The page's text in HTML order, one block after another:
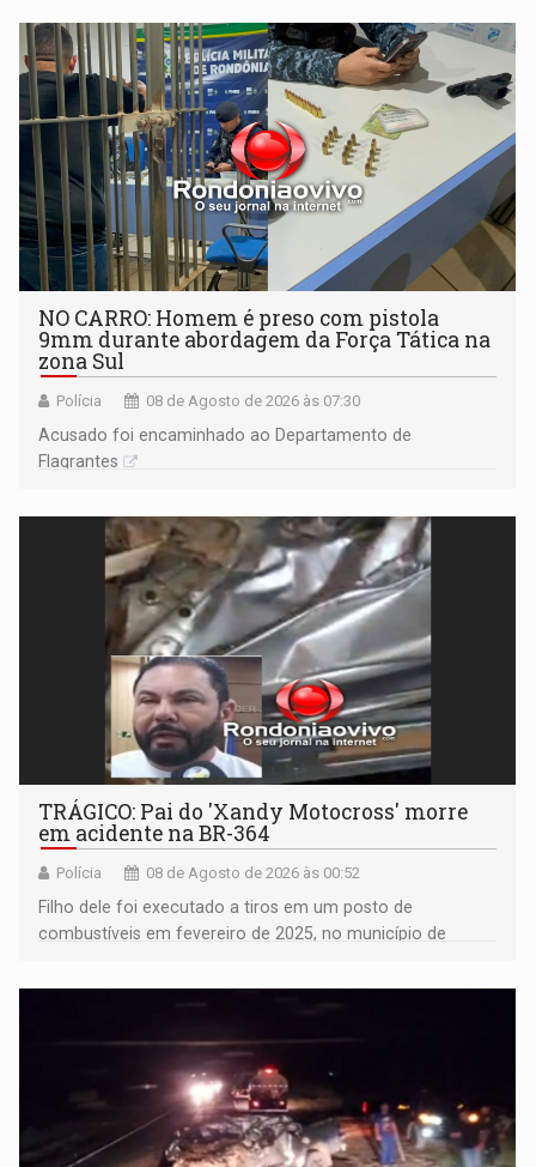
NO CARRO: Homem é preso com pistola
9mm durante abordagem da Força Tática na
zona Sul
Polícia 08 de Agosto de 2026 às 07:30
Acusado foi encaminhado ao Departamento de
Flagrantes
TRÁGICO: Pai do 'Xandy Motocross' morre
em acidente na BR-364
Polícia 08 de Agosto de 2026 às 00:52
Filho dele foi executado a tiros em um posto de
combustíveis em fevereiro de 2025, no município de